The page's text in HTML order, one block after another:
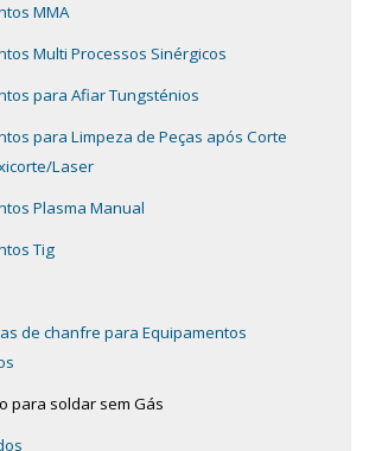
MMA
Multi Processos Sinérgicos
para Afiar Tungsténios
para Limpeza de Peças após Corte
Laser
Plasma Manual
Tig
de chanfre para Equipamentos
para soldar sem Gás